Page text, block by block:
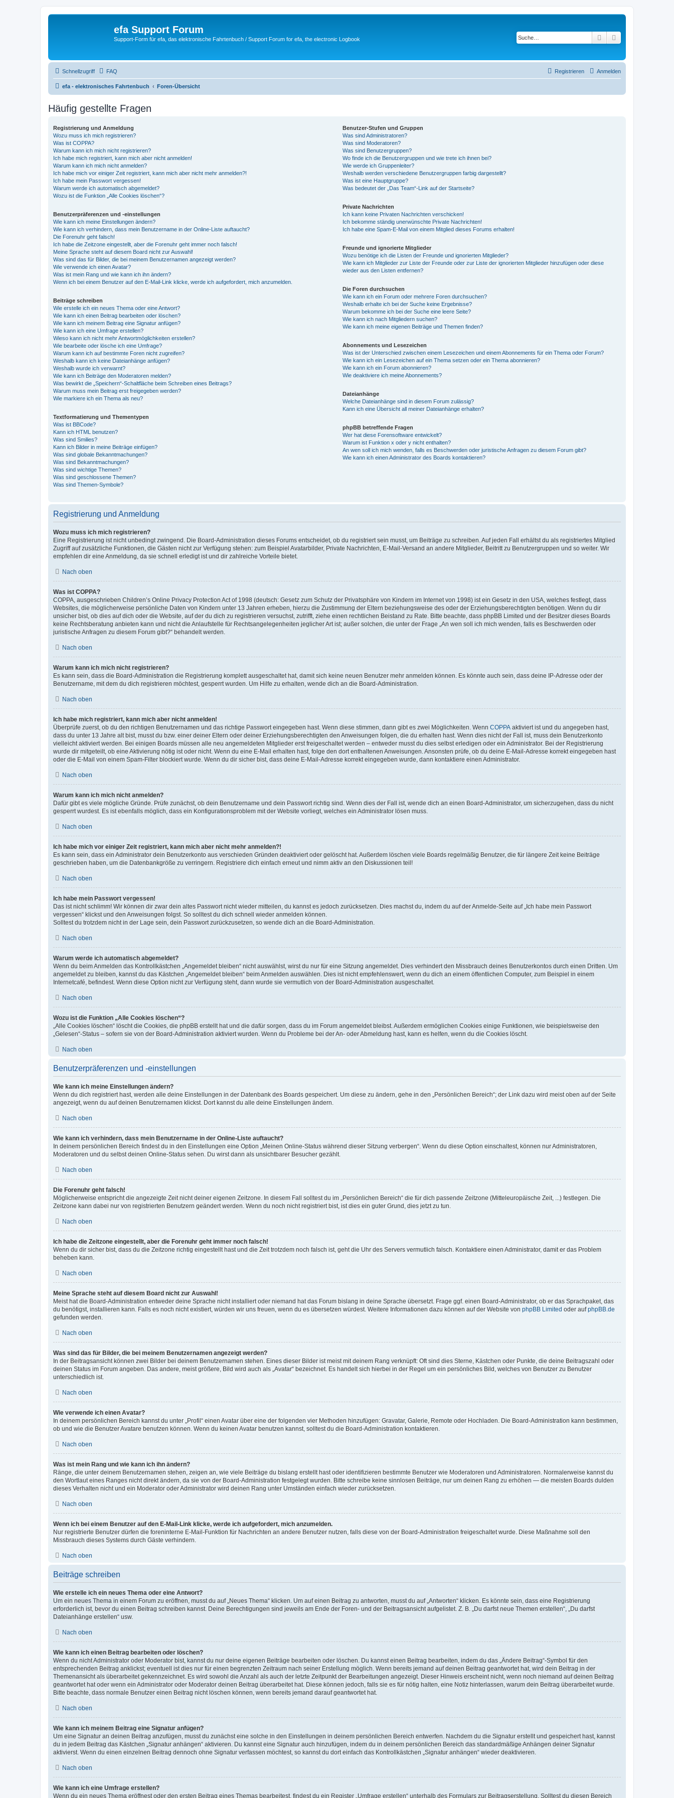
efa Support Forum
Support-Form für efa, das elektronische Fahrtenbuch / Support Forum for efa, the electronic Logbook Suche
Schnellzugriff FAQ Anmelden
Registrieren
efa - elektronisches Fahrtenbuch Foren-Übersicht
Häufig gestellte Fragen
Registrierung und Anmeldung
Wozu muss ich mich registrieren?
Was ist COPPA?
Warum kann ich mich nicht registrieren?
Ich habe mich registriert, kann mich aber nicht anmelden!
Warum kann ich mich nicht anmelden?
Ich habe mich vor einiger Zeit registriert, kann mich aber nicht mehr anmelden?!
Ich habe mein Passwort vergessen!
Warum werde ich automatisch abgemeldet?
Wozu ist die Funktion „Alle Cookies löschen“?
Benutzerpräferenzen und -einstellungen
Wie kann ich meine Einstellungen ändern?
Wie kann ich verhindern, dass mein Benutzername in der Online-Liste auftaucht?
Die Forenuhr geht falsch!
Ich habe die Zeitzone eingestellt, aber die Forenuhr geht immer noch falsch!
Meine Sprache steht auf diesem Board nicht zur Auswahl!
Was sind das für Bilder, die bei meinem Benutzernamen angezeigt werden?
Wie verwende ich einen Avatar?
Was ist mein Rang und wie kann ich ihn ändern?
Wenn ich bei einem Benutzer auf den E-Mail-Link klicke, werde ich aufgefordert, mich anzumelden.
Beiträge schreiben
Wie erstelle ich ein neues Thema oder eine Antwort?
Wie kann ich einen Beitrag bearbeiten oder löschen?
Wie kann ich meinem Beitrag eine Signatur anfügen?
Wie kann ich eine Umfrage erstellen?
Wieso kann ich nicht mehr Antwortmöglichkeiten erstellen?
Wie bearbeite oder lösche ich eine Umfrage?
Warum kann ich auf bestimmte Foren nicht zugreifen?
Weshalb kann ich keine Dateianhänge anfügen?
Weshalb wurde ich verwarnt?
Wie kann ich Beiträge den Moderatoren melden?
Was bewirkt die „Speichern“-Schaltfläche beim Schreiben eines Beitrags?
Warum muss mein Beitrag erst freigegeben werden?
Wie markiere ich ein Thema als neu?
Textformatierung und Thementypen
Was ist BBCode?
Kann ich HTML benutzen?
Was sind Smilies?
Kann ich Bilder in meine Beiträge einfügen?
Was sind globale Bekanntmachungen?
Was sind Bekanntmachungen?
Was sind wichtige Themen?
Was sind geschlossene Themen?
Was sind Themen-Symbole?
Benutzer-Stufen und Gruppen
Was sind Administratoren?
Was sind Moderatoren?
Was sind Benutzergruppen?
Wo finde ich die Benutzergruppen und wie trete ich ihnen bei?
Wie werde ich Gruppenleiter?
Weshalb werden verschiedene Benutzergruppen farbig dargestellt?
Was ist eine Hauptgruppe?
Was bedeutet der „Das Team“-Link auf der Startseite?
Private Nachrichten
Ich kann keine Privaten Nachrichten verschicken!
Ich bekomme ständig unerwünschte Private Nachrichten!
Ich habe eine Spam-E-Mail von einem Mitglied dieses Forums erhalten!
Freunde und ignorierte Mitglieder
Wozu benötige ich die Listen der Freunde und ignorierten Mitglieder?
Wie kann ich Mitglieder zur Liste der Freunde oder zur Liste der ignorierten Mitglieder hinzufügen oder diese
wieder aus den Listen entfernen?
Die Foren durchsuchen
Wie kann ich ein Forum oder mehrere Foren durchsuchen?
Weshalb erhalte ich bei der Suche keine Ergebnisse?
Warum bekomme ich bei der Suche eine leere Seite?
Wie kann ich nach Mitgliedern suchen?
Wie kann ich meine eigenen Beiträge und Themen finden?
Abonnements und Lesezeichen
Was ist der Unterschied zwischen einem Lesezeichen und einem Abonnements für ein Thema oder Forum?
Wie kann ich ein Lesezeichen auf ein Thema setzen oder ein Thema abonnieren?
Wie kann ich ein Forum abonnieren?
Wie deaktiviere ich meine Abonnements?
Dateianhänge
Welche Dateianhänge sind in diesem Forum zulässig?
Kann ich eine Übersicht all meiner Dateianhänge erhalten?
phpBB betreffende Fragen
Wer hat diese Forensoftware entwickelt?
Warum ist Funktion x oder y nicht enthalten?
An wen soll ich mich wenden, falls es Beschwerden oder juristische Anfragen zu diesem Forum gibt?
Wie kann ich einen Administrator des Boards kontaktieren?
Registrierung und Anmeldung
Wozu muss ich mich registrieren?
Eine Registrierung ist nicht unbedingt zwingend. Die Board-Administration dieses Forums entscheidet, ob du registriert sein musst, um Beiträge zu schreiben. Auf jeden Fall erhältst du als registriertes Mitglied
Zugriff auf zusätzliche Funktionen, die Gästen nicht zur Verfügung stehen: zum Beispiel Avatarbilder, Private Nachrichten, E-Mail-Versand an andere Mitglieder, Beitritt zu Benutzergruppen und so weiter. Wir
empfehlen dir eine Anmeldung, da sie schnell erledigt ist und dir zahlreiche Vorteile bietet.
Nach oben
Was ist COPPA?
COPPA, ausgeschrieben Children’s Online Privacy Protection Act of 1998 (deutsch: Gesetz zum Schutz der Privatsphäre von Kindern im Internet von 1998) ist ein Gesetz in den USA, welches festlegt, dass
Websites, die möglicherweise persönliche Daten von Kindern unter 13 Jahren erheben, hierzu die Zustimmung der Eltern beziehungsweise des oder der Erziehungsberechtigten benötigen. Wenn du dir
unsicher bist, ob dies auf dich oder die Website, auf der du dich zu registrieren versuchst, zutrifft, ziehe einen rechtlichen Beistand zu Rate. Bitte beachte, dass phpBB Limited und der Besitzer dieses Boards
keine Rechtsberatung anbieten kann und nicht die Anlaufstelle für Rechtsangelegenheiten jeglicher Art ist; außer solchen, die unter der Frage „An wen soll ich mich wenden, falls es Beschwerden oder
juristische Anfragen zu diesem Forum gibt?“ behandelt werden.
Nach oben
Warum kann ich mich nicht registrieren?
Es kann sein, dass die Board-Administration die Registrierung komplett ausgeschaltet hat, damit sich keine neuen Benutzer mehr anmelden können. Es könnte auch sein, dass deine IP-Adresse oder der
Benutzername, mit dem du dich registrieren möchtest, gesperrt wurden. Um Hilfe zu erhalten, wende dich an die Board-Administration.
Nach oben
Ich habe mich registriert, kann mich aber nicht anmelden!
Überprüfe zuerst, ob du den richtigen Benutzernamen und das richtige Passwort eingegeben hast. Wenn diese stimmen, dann gibt es zwei Möglichkeiten. Wenn COPPA aktiviert ist und du angegeben hast,
dass du unter 13 Jahre alt bist, musst du bzw. einer deiner Eltern oder deiner Erziehungsberechtigten den Anweisungen folgen, die du erhalten hast. Wenn dies nicht der Fall ist, muss dein Benutzerkonto
vielleicht aktiviert werden. Bei einigen Boards müssen alle neu angemeldeten Mitglieder erst freigeschaltet werden – entweder musst du dies selbst erledigen oder ein Administrator. Bei der Registrierung
wurde dir mitgeteilt, ob eine Aktivierung nötig ist oder nicht. Wenn du eine E-Mail erhalten hast, folge den dort enthaltenen Anweisungen. Ansonsten prüfe, ob du deine E-Mail-Adresse korrekt eingegeben hast
oder die E-Mail von einem Spam-Filter blockiert wurde. Wenn du dir sicher bist, dass deine E-Mail-Adresse korrekt eingegeben wurde, dann kontaktiere einen Administrator.
Nach oben
Warum kann ich mich nicht anmelden?
Dafür gibt es viele mögliche Gründe. Prüfe zunächst, ob dein Benutzername und dein Passwort richtig sind. Wenn dies der Fall ist, wende dich an einen Board-Administrator, um sicherzugehen, dass du nicht
gesperrt wurdest. Es ist ebenfalls möglich, dass ein Konfigurationsproblem mit der Website vorliegt, welches ein Administrator lösen muss.
Nach oben
Ich habe mich vor einiger Zeit registriert, kann mich aber nicht mehr anmelden?!
Es kann sein, dass ein Administrator dein Benutzerkonto aus verschieden Gründen deaktiviert oder gelöscht hat. Außerdem löschen viele Boards regelmäßig Benutzer, die für längere Zeit keine Beiträge
geschrieben haben, um die Datenbankgröße zu verringern. Registriere dich einfach erneut und nimm aktiv an den Diskussionen teil!
Nach oben
Ich habe mein Passwort vergessen!
Das ist nicht schlimm! Wir können dir zwar dein altes Passwort nicht wieder mitteilen, du kannst es jedoch zurücksetzen. Dies machst du, indem du auf der Anmelde-Seite auf „Ich habe mein Passwort
vergessen“ klickst und den Anweisungen folgst. So solltest du dich schnell wieder anmelden können.
Solltest du trotzdem nicht in der Lage sein, dein Passwort zurückzusetzen, so wende dich an die Board-Administration.
Nach oben
Warum werde ich automatisch abgemeldet?
Wenn du beim Anmelden das Kontrollkästchen „Angemeldet bleiben“ nicht auswählst, wirst du nur für eine Sitzung angemeldet. Dies verhindert den Missbrauch deines Benutzerkontos durch einen Dritten. Um
angemeldet zu bleiben, kannst du das Kästchen „Angemeldet bleiben“ beim Anmelden auswählen. Dies ist nicht empfehlenswert, wenn du dich an einem öffentlichen Computer, zum Beispiel in einem
Internetcafé, befindest. Wenn diese Option nicht zur Verfügung steht, dann wurde sie vermutlich von der Board-Administration ausgeschaltet.
Nach oben
Wozu ist die Funktion „Alle Cookies löschen“?
„Alle Cookies löschen“ löscht die Cookies, die phpBB erstellt hat und die dafür sorgen, dass du im Forum angemeldet bleibst. Außerdem ermöglichen Cookies einige Funktionen, wie beispielsweise den
„Gelesen“-Status – sofern sie von der Board-Administration aktiviert wurden. Wenn du Probleme bei der An- oder Abmeldung hast, kann es helfen, wenn du die Cookies löscht.
Nach oben
Benutzerpräferenzen und -einstellungen
Wie kann ich meine Einstellungen ändern?
Wenn du dich registriert hast, werden alle deine Einstellungen in der Datenbank des Boards gespeichert. Um diese zu ändern, gehe in den „Persönlichen Bereich“; der Link dazu wird meist oben auf der Seite
angezeigt, wenn du auf deinen Benutzernamen klickst. Dort kannst du alle deine Einstellungen ändern.
Nach oben
Wie kann ich verhindern, dass mein Benutzername in der Online-Liste auftaucht?
In deinem persönlichen Bereich findest du in den Einstellungen eine Option „Meinen Online-Status während dieser Sitzung verbergen“. Wenn du diese Option einschaltest, können nur Administratoren,
Moderatoren und du selbst deinen Online-Status sehen. Du wirst dann als unsichtbarer Besucher gezählt.
Nach oben
Die Forenuhr geht falsch!
Möglicherweise entspricht die angezeigte Zeit nicht deiner eigenen Zeitzone. In diesem Fall solltest du im „Persönlichen Bereich“ die für dich passende Zeitzone (Mitteleuropäische Zeit, ...) festlegen. Die
Zeitzone kann dabei nur von registrierten Benutzern geändert werden. Wenn du noch nicht registriert bist, ist dies ein guter Grund, dies jetzt zu tun.
Nach oben
Ich habe die Zeitzone eingestellt, aber die Forenuhr geht immer noch falsch!
Wenn du dir sicher bist, dass du die Zeitzone richtig eingestellt hast und die Zeit trotzdem noch falsch ist, geht die Uhr des Servers vermutlich falsch. Kontaktiere einen Administrator, damit er das Problem
beheben kann.
Nach oben
Meine Sprache steht auf diesem Board nicht zur Auswahl!
Meist hat die Board-Administration entweder deine Sprache nicht installiert oder niemand hat das Forum bislang in deine Sprache übersetzt. Frage ggf. einen Board-Administrator, ob er das Sprachpaket, das
du benötigst, installieren kann. Falls es noch nicht existiert, würden wir uns freuen, wenn du es übersetzen würdest. Weitere Informationen dazu können auf der Website von phpBB Limited oder aufphpBB.de
gefunden werden.
Nach oben
Was sind das für Bilder, die bei meinem Benutzernamen angezeigt werden?
In der Beitragsansicht können zwei Bilder bei deinem Benutzernamen stehen. Eines dieser Bilder ist meist mit deinem Rang verknüpft: Oft sind dies Sterne, Kästchen oder Punkte, die deine Beitragszahl oder
deinen Status im Forum angeben. Das andere, meist größere, Bild wird auch als „Avatar“ bezeichnet. Es handelt sich hierbei in der Regel um ein persönliches Bild, welches von Benutzer zu Benutzer
unterschiedlich ist.
Nach oben
Wie verwende ich einen Avatar?
In deinem persönlichen Bereich kannst du unter „Profil“ einen Avatar über eine der folgenden vier Methoden hinzufügen: Gravatar, Galerie, Remote oder Hochladen. Die Board-Administration kann bestimmen,
ob und wie die Benutzer Avatare benutzen können. Wenn du keinen Avatar benutzen kannst, solltest du die Board-Administration kontaktieren.
Nach oben
Was ist mein Rang und wie kann ich ihn ändern?
Ränge, die unter deinem Benutzernamen stehen, zeigen an, wie viele Beiträge du bislang erstellt hast oder identifizieren bestimmte Benutzer wie Moderatoren und Administratoren. Normalerweise kannst du
den Wortlaut eines Ranges nicht direkt ändern, da sie von der Board-Administration festgelegt wurden. Bitte schreibe keine sinnlosen Beiträge, nur um deinen Rang zu erhöhen — die meisten Boards dulden
dieses Verhalten nicht und ein Moderator oder Administrator wird deinen Rang unter Umständen einfach wieder zurücksetzen.
Nach oben
Wenn ich bei einem Benutzer auf den E-Mail-Link klicke, werde ich aufgefordert, mich anzumelden.
Nur registrierte Benutzer dürfen die foreninterne E-Mail-Funktion für Nachrichten an andere Benutzer nutzen, falls diese von der Board-Administration freigeschaltet wurde. Diese Maßnahme soll den
Missbrauch dieses Systems durch Gäste verhindern.
Nach oben
Beiträge schreiben
Wie erstelle ich ein neues Thema oder eine Antwort?
Um ein neues Thema in einem Forum zu eröffnen, musst du auf „Neues Thema“ klicken. Um auf einen Beitrag zu antworten, musst du auf „Antworten“ klicken. Es könnte sein, dass eine Registrierung
erforderlich ist, bevor du einen Beitrag schreiben kannst. Deine Berechtigungen sind jeweils am Ende der Foren- und der Beitragsansicht aufgelistet. Z. B. „Du darfst neue Themen erstellen“, „Du darfst
Dateianhänge erstellen“ usw.
Nach oben
Wie kann ich einen Beitrag bearbeiten oder löschen?
Wenn du nicht Administrator oder Moderator bist, kannst du nur deine eigenen Beiträge bearbeiten oder löschen. Du kannst einen Beitrag bearbeiten, indem du das „Ändere Beitrag“-Symbol für den
entsprechenden Beitrag anklickst; eventuell ist dies nur für einen begrenzten Zeitraum nach seiner Erstellung möglich. Wenn bereits jemand auf deinen Beitrag geantwortet hat, wird dein Beitrag in der
Themenansicht als überarbeitet gekennzeichnet. Es wird sowohl die Anzahl als auch der letzte Zeitpunkt der Bearbeitungen angezeigt. Dieser Hinweis erscheint nicht, wenn noch niemand auf deinen Beitrag
geantwortet hat oder wenn ein Administrator oder Moderator deinen Beitrag überarbeitet hat. Diese können jedoch, falls sie es für nötig halten, eine Notiz hinterlassen, warum dein Beitrag überarbeitet wurde.
Bitte beachte, dass normale Benutzer einen Beitrag nicht löschen können, wenn bereits jemand darauf geantwortet hat.
Nach oben
Wie kann ich meinem Beitrag eine Signatur anfügen?
Um eine Signatur an deinen Beitrag anzufügen, musst du zunächst eine solche in den Einstellungen in deinem persönlichen Bereich entwerfen. Nachdem du die Signatur erstellt und gespeichert hast, kannst
du in jedem Beitrag das Kästchen „Signatur anhängen“ aktivieren. Du kannst eine Signatur auch hinzufügen, indem du in deinem persönlichen Bereich das standardmäßige Anhängen deiner Signatur
aktivierst. Wenn du einen einzelnen Beitrag dennoch ohne Signatur verfassen möchtest, so kannst du dort einfach das Kontrollkästchen „Signatur anhängen“ wieder deaktivieren.
Nach oben
Wie kann ich eine Umfrage erstellen?
Wenn du ein neues Thema eröffnest oder den ersten Beitrag eines Themas bearbeitest, findest du ein Register „Umfrage erstellen“ unterhalb des Formulars zur Beitragserstellung. Solltest du diesen Bereich